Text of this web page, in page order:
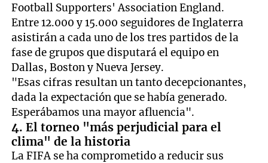
Football Supporters' Association England.
Entre 12.000 y 15.000 seguidores de Inglaterra
asistirán a cada uno de los tres partidos de la
fase de grupos que disputará el equipo en
Dallas, Boston y Nueva Jersey.
"Esas cifras resultan un tanto decepcionantes,
dada la expectación que se había generado.
Esperábamos una mayor afluencia".
4. El torneo "más perjudicial para el
clima" de la historia
La FIFA se ha comprometido a reducir sus